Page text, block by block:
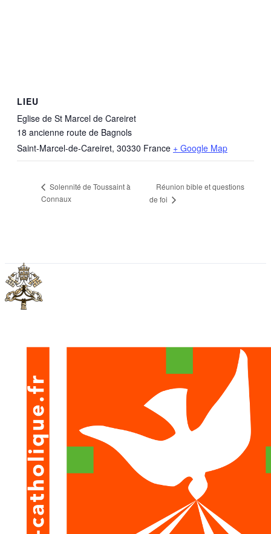
LIEU
Eglise de St Marcel de Careiret
18 ancienne route de Bagnols
Saint-Marcel-de-Careiret, 30330 France + Google Map
Solennité de Toussaint à
Connaux
Réunion bible et questions
de foi